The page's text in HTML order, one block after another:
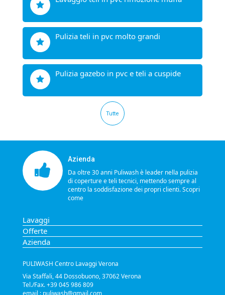
pulizia teli in pvc molto grandi
pulizia gazebo in pvc e teli a cuspide
Tutte
Azienda
Da oltre 30 anni Puliwash è leader nella pulizia
di coperture e teli tecnici, mettendo sempre al
centro la soddisfazione dei propri clienti.Scopri
come
Lavaggi
Offerte
Azienda
PULIWASH Centro Lavaggi Verona
Via Staffali, 44 Dossobuono, 37062 Verona
Tel./Fax. +39 045 986 809
email : puliwash@gmail.com